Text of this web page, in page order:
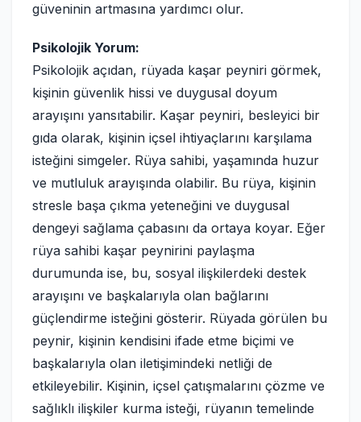
güveninin artmasına yardımcı olur.
Psikolojik Yorum:
Psikolojik açıdan, rüyada kaşar peyniri görmek,
kişinin güvenlik hissi ve duygusal doyum
arayışını yansıtabilir. Kaşar peyniri, besleyici bir
gıda olarak, kişinin içsel ihtiyaçlarını karşılama
isteğini simgeler. Rüya sahibi, yaşamında huzur
ve mutluluk arayışında olabilir. Bu rüya, kişinin
stresle başa çıkma yeteneğini ve duygusal
dengeyi sağlama çabasını da ortaya koyar. Eğer
rüya sahibi kaşar peynirini paylaşma
durumunda ise, bu, sosyal ilişkilerdeki destek
arayışını ve başkalarıyla olan bağlarını
güçlendirme isteğini gösterir. Rüyada görülen bu
peynir, kişinin kendisini ifade etme biçimi ve
başkalarıyla olan iletişimindeki netliği de
etkileyebilir. Kişinin, içsel çatışmalarını çözme ve
sağlıklı ilişkiler kurma isteği, rüyanın temelinde